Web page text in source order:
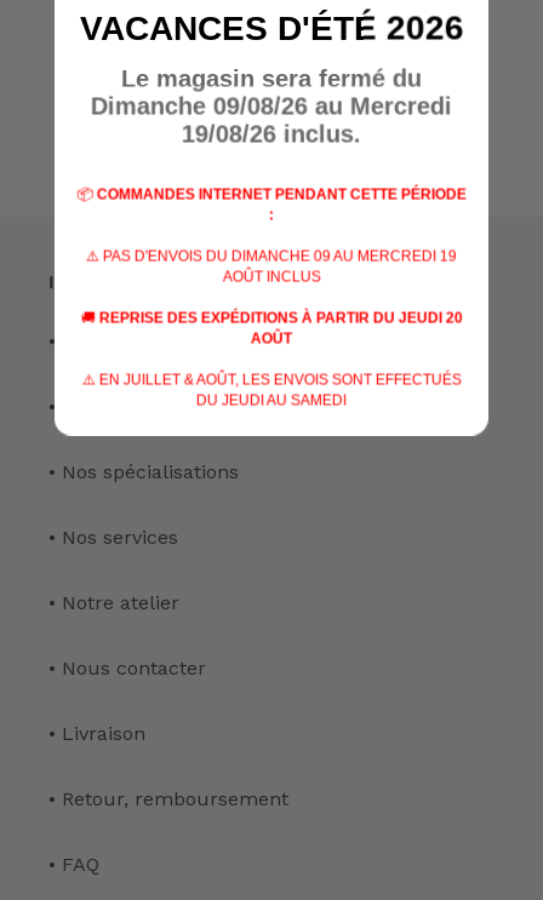
Informations
• A propos de nous
• Nos marques
• Nos spécialisations
• Nos services
• Notre atelier
• Nous contacter
• Livraison
• Retour, remboursement
• FAQ
VACANCES D'ÉTÉ 2026
Le magasin sera fermé du
Dimanche 09/08/26 au Mercredi
19/08/26 inclus.
📦 COMMANDES INTERNET PENDANT CETTE PÉRIODE
:
⚠️ PAS D'ENVOIS DU DIMANCHE 09 AU MERCREDI 19
AOÛT INCLUS
🚚 REPRISE DES EXPÉDITIONS À PARTIR DU JEUDI 20
AOÛT
⚠️ EN JUILLET & AOÛT, LES ENVOIS SONT EFFECTUÉS
DU JEUDI AU SAMEDI